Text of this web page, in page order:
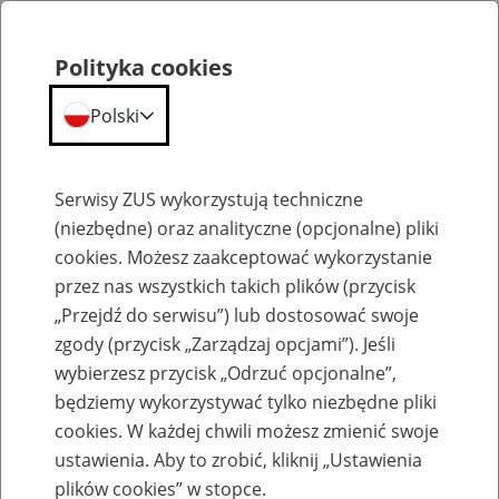
Szkolenia
Zaproś ZUS do siebie: Aktywni 50+
Polityka cookies
Polski
Serwisy ZUS wykorzystują techniczne
(niezbędne) oraz analityczne (opcjonalne) pliki
cookies. Możesz zaakceptować wykorzystanie
przez nas wszystkich takich plików (przycisk
„Przejdź do serwisu”) lub dostosować swoje
zgody (przycisk „Zarządzaj opcjami”). Jeśli
wybierzesz przycisk „Odrzuć opcjonalne”,
będziemy wykorzystywać tylko niezbędne pliki
cookies. W każdej chwili możesz zmienić swoje
ustawienia. Aby to zrobić, kliknij „Ustawienia
plików cookies” w stopce.